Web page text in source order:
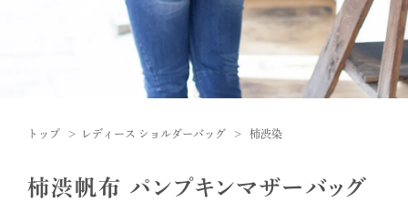
トップ レディース ショルダーバッグ 柿渋染
柿渋帆布 パンプキンマザーバッグ